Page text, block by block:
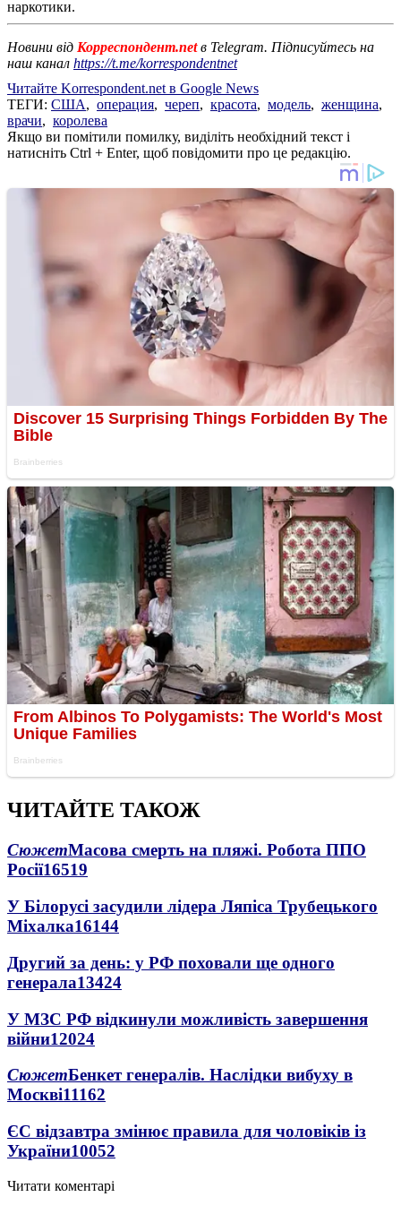
наркотики.
Новини від Корреспондент.netв Telegram. Підписуйтесь на
наш канал https://t.me/korrespondentnet
Читайте Korrespondent.net в Google News
ТЕГИ: США, операция, череп, красота, модель, женщина,
врачи, королева
Якщо ви помітили помилку, виділіть необхідний текст і
натисніть Ctrl + Enter, щоб повідомити про це редакцію.
ЧИТАЙТЕ ТАКОЖ
СюжетМасова смерть на пляжі. Робота ППО
Росії16519
У Білорусі засудили лідера Ляпіса Трубецького
Міхалка16144
Другий за день: у РФ поховали ще одного
генерала13424
У МЗС РФ відкинули можливість завершення
війни12024
СюжетБенкет генералів. Наслідки вибуху в
Москві11162
ЄС відзавтра змінює правила для чоловіків із
України10052
Читати коментарі